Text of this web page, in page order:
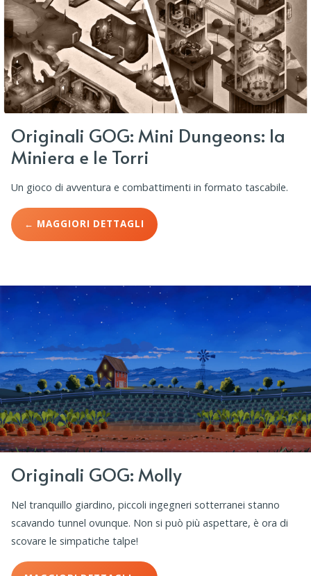
Originali GOG: Mini Dungeons: la
Miniera e le Torri
Un gioco di avventura e combattimenti in formato tascabile.
← MAGGIORI DETTAGLI
Originali GOG: Molly
Nel tranquillo giardino, piccoli ingegneri sotterranei stanno
scavando tunnel ovunque. Non si può più aspettare, è ora di
scovare le simpatiche talpe!